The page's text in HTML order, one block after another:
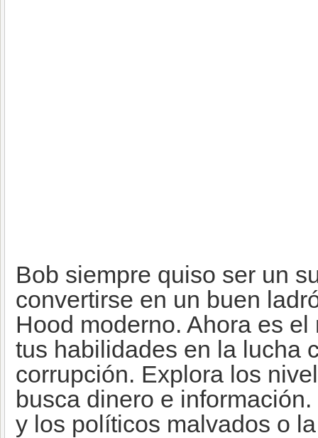
Bob siempre quiso ser un
convertirse en un buen
Hood moderno. Ahora es
tus habilidades en la lucha
corrupción. Explora los
busca dinero e
y los políticos malvados o